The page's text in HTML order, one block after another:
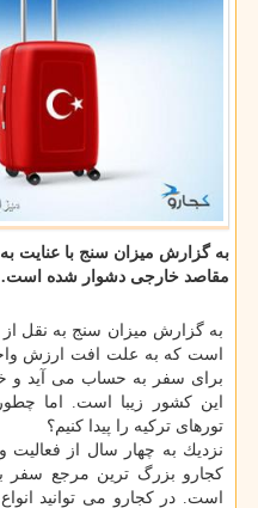
به گزارش میزان سنج با عنایت
مقاصد خارجی دشوار شده است.
به گزارش میزان سنج به نقل
است كه به علت افت ارزش
برای سفر به حساب می آید و
این كشور زیبا است. اما
تورهای تركیه را پیدا كنیم؟
نزدیك به چهار سال از
كجارو بزرگ ترین مرجع سفر
است. در كجارو می توانید